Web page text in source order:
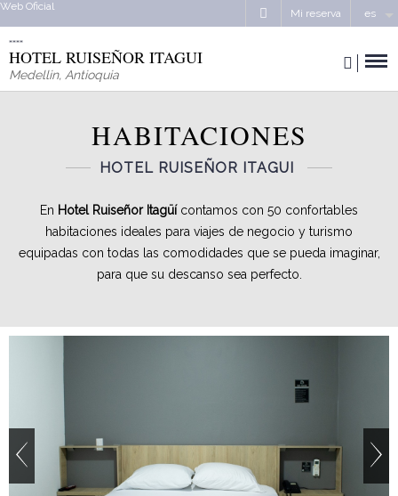
Web Oficial
Mi reserva es
HOTEL RUISEÑOR ITAGUI
Medellin, Antioquia
HABITACIONES
HOTEL RUISEÑOR ITAGUI
En Hotel Ruiseñor Itagüícontamos con 50 confortables
habitaciones ideales para viajes de negocio y turismo
equipadas con todas las comodidades que se pueda imaginar,
para que su descanso sea perfecto.